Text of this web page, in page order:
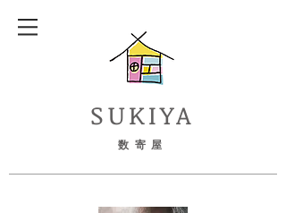
SUKIYA
数寄屋